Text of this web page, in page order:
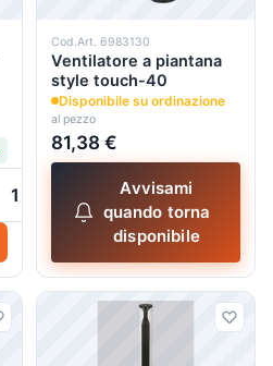
+
Cod.Art. 6983130
Ventilatore a piantana
style touch-40
Disponibile su ordinazione
al pezzo
81,38 €
Avvisami
quando torna
disponibile